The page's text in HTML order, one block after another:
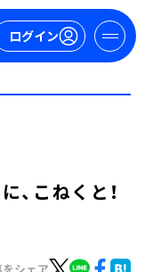
ログイン
、こねくと！